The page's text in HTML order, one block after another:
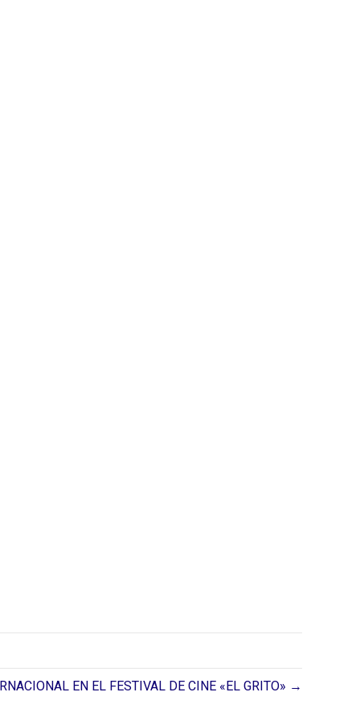
EN EL FESTIVAL DE CINE «EL GRITO» →